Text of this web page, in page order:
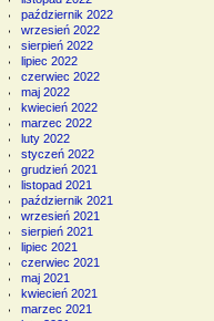
październik 2022
wrzesień 2022
sierpień 2022
lipiec 2022
czerwiec 2022
maj 2022
kwiecień 2022
marzec 2022
luty 2022
styczeń 2022
grudzień 2021
listopad 2021
październik 2021
wrzesień 2021
sierpień 2021
lipiec 2021
czerwiec 2021
maj 2021
kwiecień 2021
marzec 2021